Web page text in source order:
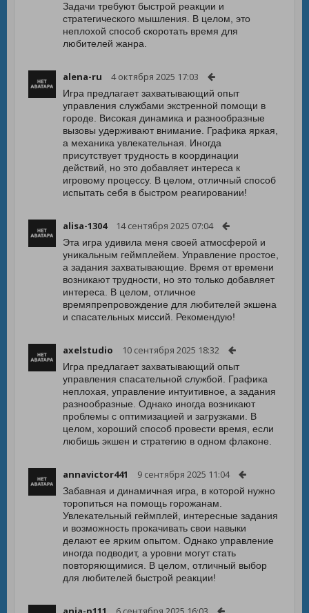
Задачи требуют быстрой реакции и
стратегического мышления. В целом, это
неплохой способ скоротать время для
любителей жанра.
alena-ru 4 октября 2025 17:03
Игра предлагает захватывающий опыт
управления службами экстренной помощи в
городе. Високая динамика и разнообразные
вызовы удерживают внимание. Графика яркая,
а механика увлекательная. Иногда
присутствует трудность в координации
действий, но это добавляет интереса к
игровому процессу. В целом, отличный способ
испытать себя в быстром реагировании!
alisa-1304 14 сентября 2025 07:04
Эта игра удивила меня своей атмосферой и
уникальным геймплейем. Управление простое,
а задания захватывающие. Время от времени
возникают трудности, но это только добавляет
интереса. В целом, отличное
времяпрепровождение для любителей экшена
и спасательных миссий. Рекомендую!
axelstudio 10 сентября 2025 18:32
Игра предлагает захватывающий опыт
управления спасательной службой. Графика
неплохая, управление интуитивное, а задания
разнообразные. Однако иногда возникают
проблемы с оптимизацией и загрузками. В
целом, хороший способ провести время, если
любишь экшен и стратегию в одном флаконе.
annavictor441 9 сентября 2025 11:04
Забавная и динамичная игра, в которой нужно
торопиться на помощь горожанам.
Увлекательный геймплей, интересные задания
и возможность прокачивать свои навыки
делают ее ярким опытом. Однако управление
иногда подводит, а уровни могут стать
повторяющимися. В целом, отличный выбор
для любителей быстрой реакции!